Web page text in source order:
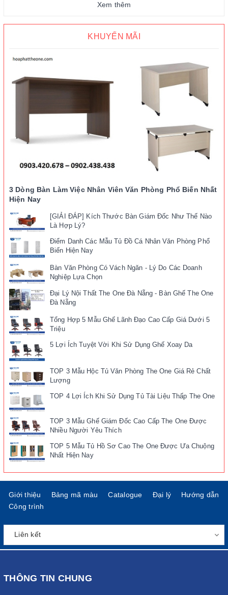
Xem thêm
KHUYẾN MÃI
3 Dòng Bàn Làm Việc Nhân Viên Văn Phòng Phổ Biến Nhất
Hiện Nay
[GIẢI ĐÁP] Kích Thước Bàn Giám Đốc Như Thế Nào
Là Hợp Lý?
Điểm Danh Các Mẫu Tủ Đồ Cá Nhân Văn Phòng Phổ
Biến Hiện Nay
Bàn Văn Phòng Có Vách Ngăn - Lý Do Các Doanh
Nghiệp Lựa Chọn
Đại Lý Nội Thất The One Đà Nẵng - Bàn Ghế The One
Đà Nẵng
Tổng Hợp 5 Mẫu Ghế Lãnh Đạo Cao Cấp Giá Dưới 5
Triệu
5 Lợi Ích Tuyệt Vời Khi Sử Dụng Ghế Xoay Da
TOP 3 Mẫu Hộc Tủ Văn Phòng The One Giá Rẻ Chất
Lượng
TOP 4 Lợi Ích Khi Sử Dụng Tủ Tài Liệu Thấp The One
TOP 3 Mẫu Ghế Giám Đốc Cao Cấp The One Được
Nhiều Người Yêu Thích
TOP 5 Mẫu Tủ Hồ Sơ Cao The One Được Ưa Chuộng
Nhất Hiện Nay
Giới thiệu Bảng mã màu Catalogue Đại lý
Hướng dẫn
Công trình
THÔNG TIN CHUNG